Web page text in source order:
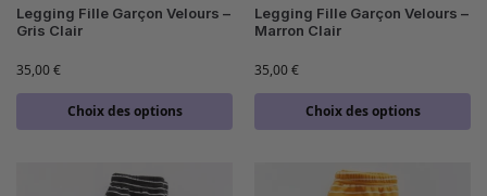
Legging Fille Garçon Velours –
Gris Clair
35,00€
Choix des options
Legging Fille Garçon Velours –
Marron Clair
35,00€
Choix des options